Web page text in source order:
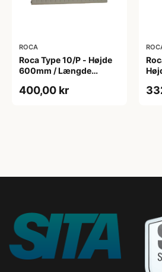
ROCA
Roca Type 10/P - Højde
600mm / Længde
400,00 kr